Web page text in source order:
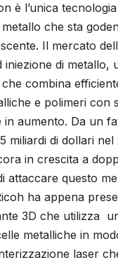
è l’unica
che sta
Il mercato
iniezione di metallo,
combina
e polimeri con
in aumento. Da un
miliardi di dollari nel
in crescita a
attaccare questo
ha appena
3D che utilizza
metalliche in
laser